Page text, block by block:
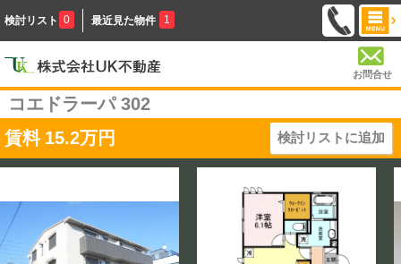
検討リスト 0 最近見た物件 1
お問合せ
コエドラーパ 302
賃料 15.2万円 検討リストに追加